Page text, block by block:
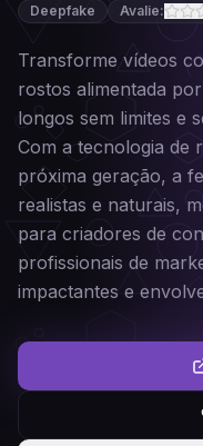
Deepfake Avalie:
Transforme vídeos
rostos alimentada
longos sem limites e
Com a tecnologia de
próxima geração, a
realistas e naturais,
para criadores de
profissionais de
impactantes e